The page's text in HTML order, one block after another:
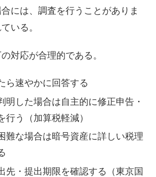
には、調査を行うことがありま
いる。
対応が合理的である。
ら速やかに回答する
明した場合は自主的に修正申告・
行う（加算税軽減）
難な場合は暗号資産に詳しい税理
先・提出期限を確認する（東京国